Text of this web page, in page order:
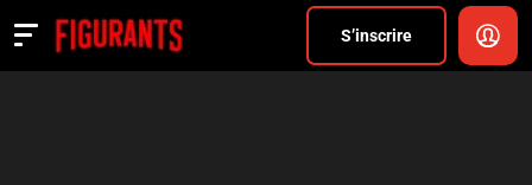
S’inscrire
Actualités